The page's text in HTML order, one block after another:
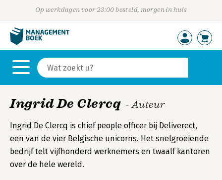
Op werkdagen voor 23:00 besteld, morgen in huis
Ingrid De Clercq - Auteur
Ingrid De Clercq is chief people officer bij Deliverect,
een van de vier Belgische unicorns. Het snelgroeiende
bedrijf telt vijfhonderd werknemers en twaalf kantoren
over de hele wereld.